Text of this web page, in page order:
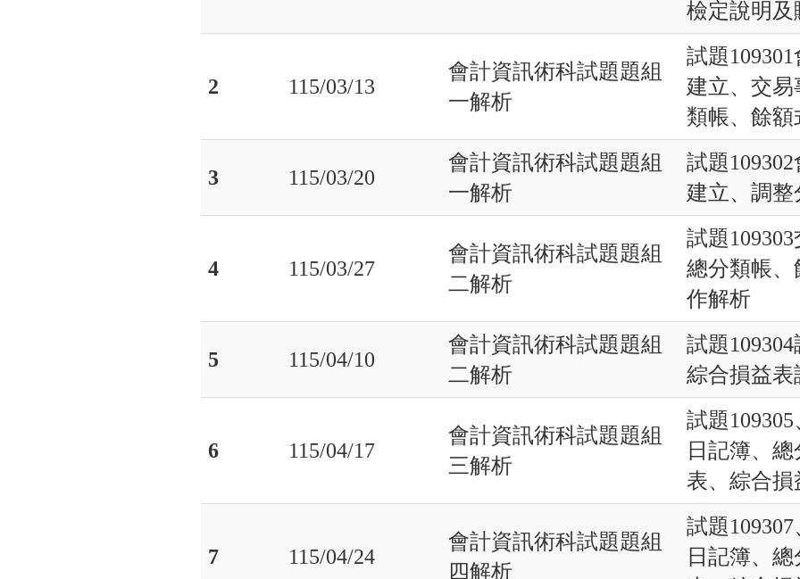
檢定說明及
2 115/03/13
會計資訊術科試題題組
一解析
試題
建立、交
類帳、餘
3 115/03/20
會計資訊術科試題題組
一解析
試題
建立、調
4 115/03/27
會計資訊術科試題題組
二解析
試題
總分類帳
作解析
5 115/04/10
會計資訊術科試題題組
二解析
試題
綜合損益
6 115/04/17
會計資訊術科試題題組
三解析
試題
日記簿、
表、綜合
7 115/04/24
會計資訊術科試題題組
四解析
試題
日記簿、